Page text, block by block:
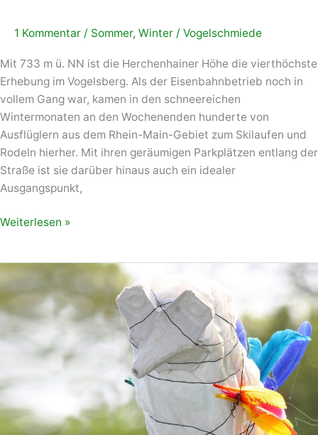
1 Kommentar / Sommer, Winter / Vogelschmiede
Mit 733 m ü. NN ist die Herchenhainer Höhe die vierthöchste
Erhebung im Vogelsberg. Als der Eisenbahnbetrieb noch in
vollem Gang war, kamen in den schneereichen
Wintermonaten an den Wochenenden hunderte von
Ausflüglern aus dem Rhein-Main-Gebiet zum Skilaufen und
Rodeln hierher. Mit ihren geräumigen Parkplätzen entlang der
Straße ist sie darüber hinaus auch ein idealer
Ausgangspunkt,
Weiterlesen »
Der
Spaßvogel
der
Vogelschmiede